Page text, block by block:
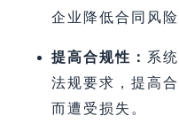
企业降低合同风险
提高合规性： 系
法规要求，提高
而遭受损失。